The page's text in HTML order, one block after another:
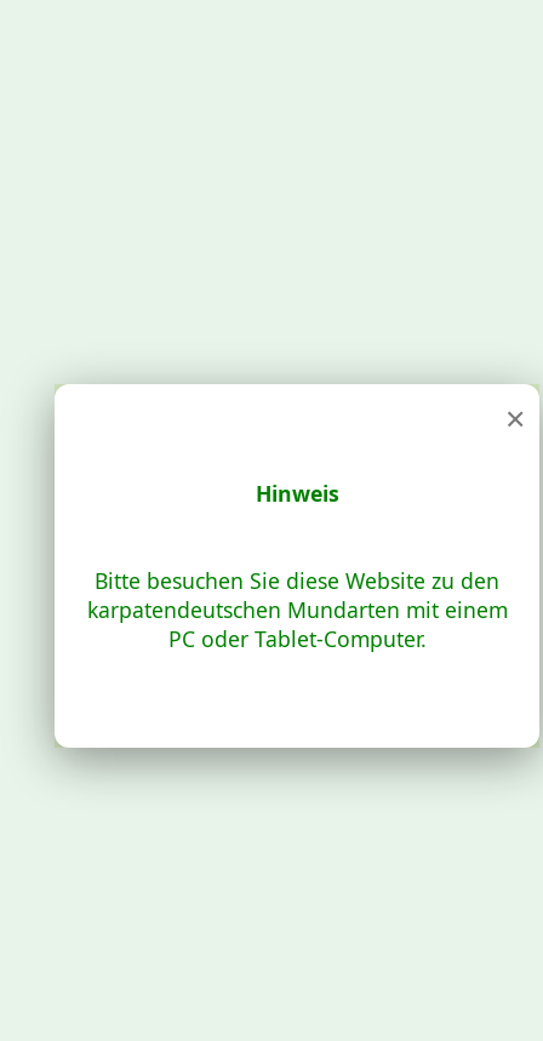
×
Hinweis
Bitte besuchen Sie diese Website zu den
karpatendeutschen Mundarten mit einem
PC oder Tablet-Computer.